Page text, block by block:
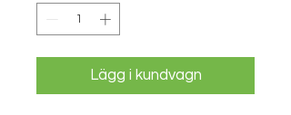
Lägg i kundvagn